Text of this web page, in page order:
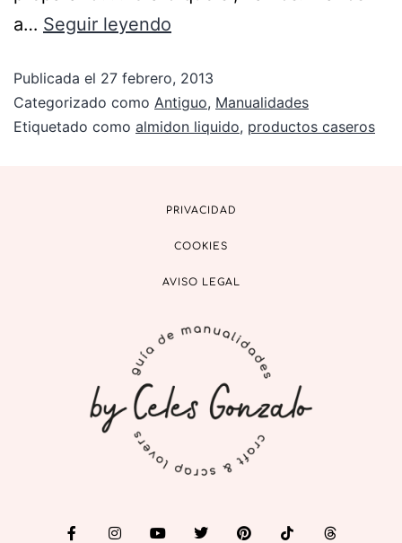
a… Seguir leyendo
Publicada el 27 febrero, 2013
Categorizado como Antiguo, Manualidades
Etiquetado como almidon liquido, productos caseros
PRIVACIDAD
COOKIES
AVISO LEGAL